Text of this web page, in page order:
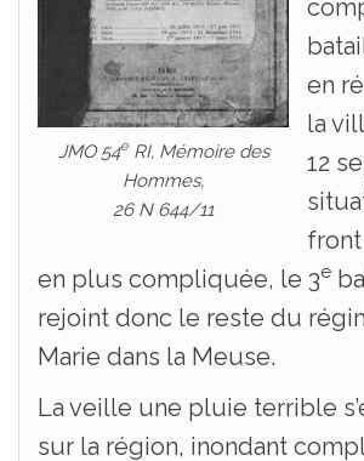
JMO 54eRI, Mémoire des
Hommes,
26 N 644/11
en
la
12
en plus compliquée, le 3e
rejoint donc le reste du
Marie dans la Meuse.
La veille une pluie terrible
sur la région, inondant